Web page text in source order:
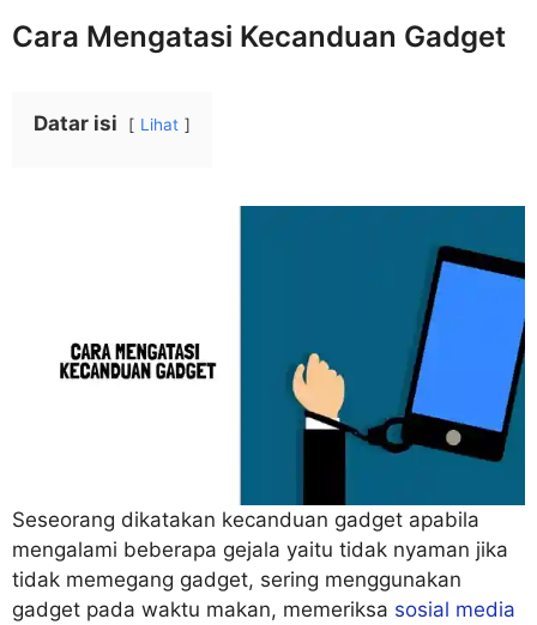
Cara Mengatasi Kecanduan Gadget
Datar isi Lihat
Seseorang dikatakan kecanduan gadget apabila
mengalami beberapa gejala yaitu tidak nyaman jika
tidak memegang gadget, sering menggunakan
gadget pada waktu makan, memeriksa sosial media